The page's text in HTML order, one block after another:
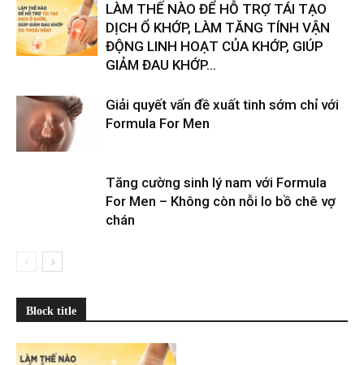
LÀM THẾ NÀO ĐỂ HỖ TRỢ TÁI TẠO
DỊCH Ổ KHỚP, LÀM TĂNG TÍNH VẬN
ĐỘNG LINH HOẠT CỦA KHỚP, GIÚP
GIẢM ĐAU KHỚP...
Giải quyết vấn đề xuất tinh sớm chỉ với
Formula For Men
Tăng cường sinh lý nam với Formula
For Men – Không còn nỗi lo bồ chê vợ
chán
Block title